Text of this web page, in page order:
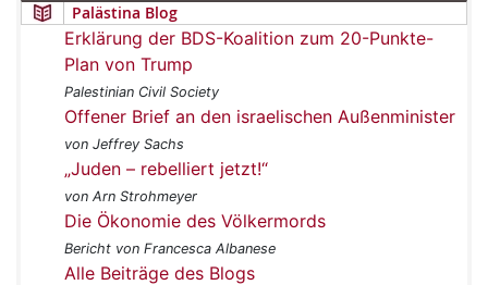
Palästina Blog
Erklärung der BDS-Koalition zum 20-Punkte-
Plan von Trump
Palestinian Civil Society
Offener Brief an den israelischen Außenminister
von Jeffrey Sachs
„Juden – rebelliert jetzt!“
von Arn Strohmeyer
Die Ökonomie des Völkermords
Bericht von Francesca Albanese
Alle Beiträge des Blogs